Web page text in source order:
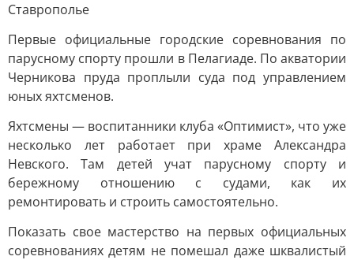
Ставрополье
Первые официальные городские соревнования по
парусному спорту прошли в Пелагиаде. По акватории
Черникова пруда проплыли суда под управлением
юных яхтсменов.
Яхтсмены — воспитанники клуба «Оптимист», что уже
несколько лет работает при храме Александра
Невского. Там детей учат парусному спорту и
бережному отношению с судами, как их
ремонтировать и строить самостоятельно.
Показать свое мастерство на первых официальных
соревнованиях детям не помешал даже шквалистый